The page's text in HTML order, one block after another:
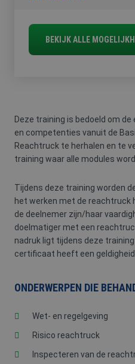
BEKIJK ALLE
Deze training is bedoeld om
en competenties vanuit de
Reachtruck te herhalen en te
training waar alle modules
Tijdens deze training worden
het werken met de reachtruck
de deelnemer zijn/haar
doelmatiger met een
nadruk ligt tijdens deze
certificaat heeft een
ONDERWERPEN DIE
Wet- en regelgeving
Risico reachtruck
Inspecteren van de